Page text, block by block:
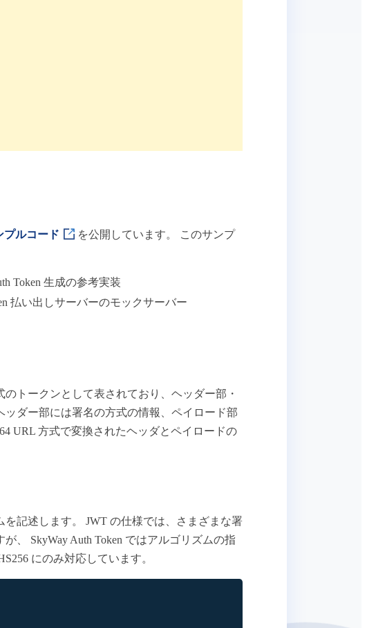
プルコード
を公開しています。 このサンプ
Token 生成の参考実装
払い出しサーバーのモックサーバー
のトークンとして表されており、ヘッダー部・
ダー部には署名の方式の情報、ペイロード部
URL 方式で変換されたヘッダとペイロードの
記述します。 JWT の仕様では、さまざまな署
、 SkyWay Auth Token ではアルゴリズムの指
にのみ対応しています。